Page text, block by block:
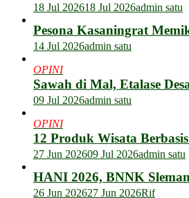
18 Jul 202618 Jul 2026admin satu
Pesona Kasaningrat
14 Jul 2026admin satu
OPINI
Sawah di Mal, Etalase
09 Jul 2026admin satu
OPINI
12 Produk Wisata
27 Jun 202609 Jul 2026admin satu
HANI 2026, BNNK
26 Jun 202627 Jun 2026Rif